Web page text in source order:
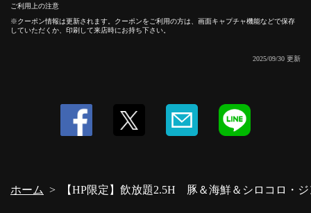
ご利用上の注意
クーポン情報は更新されます。クーポンをご利用の方は、画面キャプチャ機能などで保存
していただくか、印刷して来店時にお持ち下さい。
2025/09/30 更新
ホーム 【HP限定】飲放題2.5H 豚＆海鮮＆シロコロ・
スカン たたら
神奈川県横浜市西区南幸１－１０－１８ 中山ビル４Ｆ